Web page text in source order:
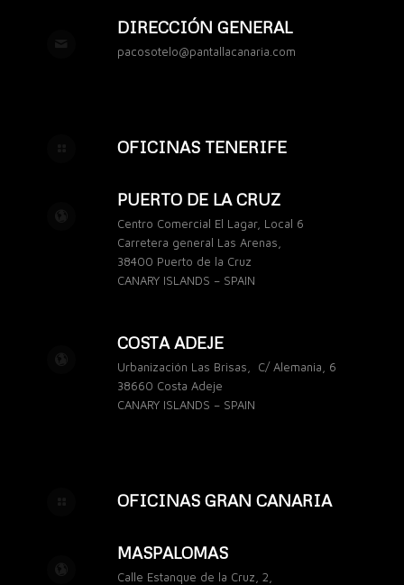
DIRECCIÓN GENERAL
pacosotelo@pantallacanaria.com
OFICINAS TENERIFE
PUERTO DE LA CRUZ
Centro Comercial El Lagar, Local 6
Carretera general Las Arenas,
38400 Puerto de la Cruz
CANARY ISLANDS – SPAIN
COSTA ADEJE
Urbanización Las Brisas, C/ Alemania, 6
38660 Costa Adeje
CANARY ISLANDS – SPAIN
OFICINAS GRAN CANARIA
MASPALOMAS
Calle Estanque de la Cruz, 2,